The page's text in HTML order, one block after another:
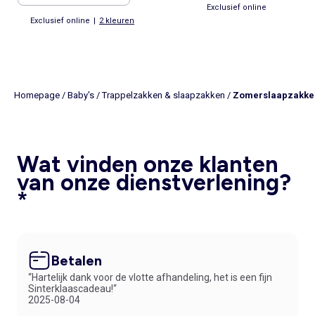
Exclusief online | 2 kleuren
Exclusief online
Homepage / Baby's /Trappelzakken & slaapzakken /
Wat vinden onze klanten
van onze dienstverlening?
*
Betalen
“Hartelijk dank voor de vlotte afhandeling, het is een fijn
Sinterklaascadeau!“
2025-08-04